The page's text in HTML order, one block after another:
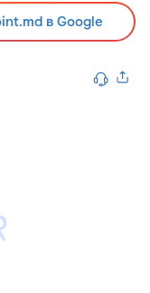
в Google